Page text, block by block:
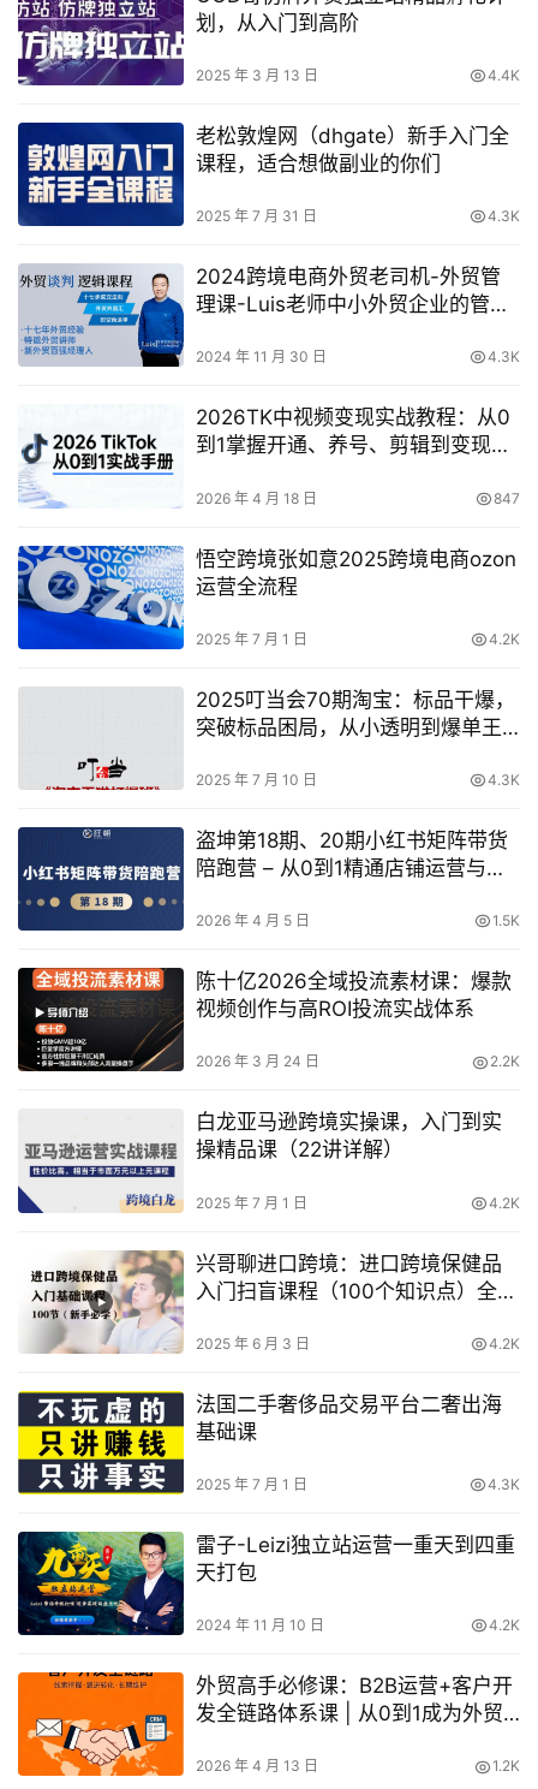
划，从入门到高阶
2025 年 3 月 13 日 4.4K
老松敦煌网（dhgate）新手入门全
课程，适合想做副业的你们
2025 年 7 月 31 日 4.3K
2024跨境电商外贸老司机-外贸管
理课-Luis老师中小外贸企业的管理
2024 年 11 月 30 日 4.3K
2026TK中视频变现实战教程：从0
到1掌握开通、养号、剪辑到变现，
2026 年 4 月 18 日 847
悟空跨境张如意2025跨境电商ozon
运营全流程
2025 年 7 月 1 日 4.2K
2025叮当会70期淘宝：标品干爆，
突破标品困局，从小透明到爆单王
2025 年 7 月 10 日 4.3K
盗坤第18期、20期小红书矩阵带货
陪跑营 – 从0到1精通店铺运营与爆
2026 年 4 月 5 日 1.5K
陈十亿2026全域投流素材课：爆款
视频创作与高ROI投流实战体系
2026 年 3 月 24 日 2.2K
白龙亚马逊跨境实操课，入门到实
操精品课（22讲详解）
2025 年 7 月 1 日 4.2K
兴哥聊进口跨境：进口跨境保健品
入门扫盲课程（100个知识点）全链
2025 年 6 月 3 日 4.2K
法国二手奢侈品交易平台二奢出海
基础课
2025 年 7 月 1 日 4.3K
雷子-Leizi独立站运营一重天到四重
天打包
2024 年 11 月 10 日 4.2K
外贸高手必修课：B2B运营+客户开
发全链路体系课 | 从0到1成为外贸
2026 年 4 月 13 日 1.2K